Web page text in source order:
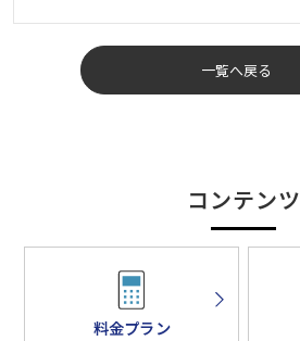
一覧へ戻る
コンテンツ
料金プラン